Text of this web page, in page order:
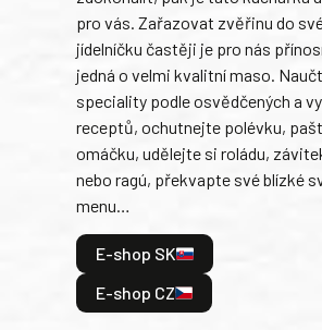
pro vás. Zařazovat zvěřinu do
jídelníčku častěji je pro nás
jedná o velmi kvalitní maso.
speciality podle osvědčených a
receptů, ochutnejte polévku,
omáčku, udělejte si roládu,
nebo ragú, překvapte své blízké
menu…
E-shop SK
E-shop CZ